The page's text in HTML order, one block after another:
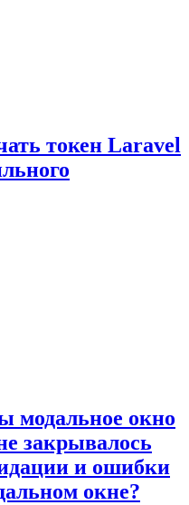
токен Laravel
модальное окно
закрывалось
и ошибки
окне?